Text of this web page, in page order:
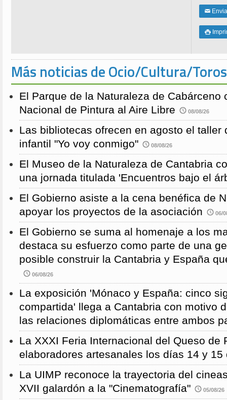
✉

Más noticias de Ocio/Cultura/Toros
El Parque de la Naturaleza de Cabárceno
Nacional de Pintura al Aire Libre
08/08/26
Las bibliotecas ofrecen en agosto el taller
infantil "Yo voy conmigo"
08/08/26
El Museo de la Naturaleza de Cantabria
una jornada titulada 'Encuentros bajo el
El Gobierno asiste a la cena benéfica de
apoyar los proyectos de la asociación
06/
El Gobierno se suma al homenaje a los
destaca su esfuerzo como parte de una
posible construir la Cantabria y España
06/08/26
La exposición 'Mónaco y España: cinco
compartida' llega a Cantabria con motivo
las relaciones diplomáticas entre ambos
La XXXI Feria Internacional del Queso de
elaboradores artesanales los días 14 y 15
La UIMP reconoce la trayectoria del
XVII galardón a la "Cinematografía"
05/08/26